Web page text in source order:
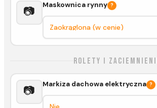
📷 Maskownica rynny ?
Rolety i
📷 Markiza dachowa elektryczna ?